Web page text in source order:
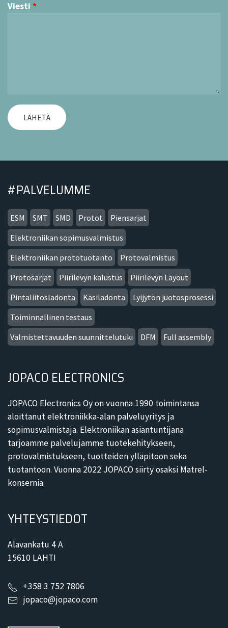
Viesti
LÄHETÄ
#PALVELUMME
ESM SMT SMD Protot
Piensarjat
Elektroniikan sopimusvalmistus
Elektroniikan prototuotanto
Protovalmistus
Protosarjat
Piirilevyn kalustus
Piirilevyn Layout
Pintaliitosladonta
Käsiladonta
Lyijytön juotosprosessi
Toiminnallinen testaus
Valmistettavuuden suunnittelutuki
DFM Full assembly
JOPACO ELECTRONICS
JOPACO Electronics Oy on vuonna 1990 toimintansa
aloittanut elektroniikka-alan palveluyritys ja
sopimusvalmistaja. Elektroniikan asiantuntijana
tarjoamme palvelujamme tuotekehitykseen,
protovalmistukseen, tuotteiden ylläpitoon sekä
tuotantoon. Vuonna 2022 JOPACO siirty osaksi Matrel-
konsernia.
YHTEYSTIEDOT
Alavankatu 4 A
15610 LAHTI
+358 3 752 7806
jopaco@jopaco.com